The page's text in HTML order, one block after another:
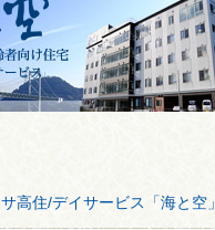
サ高住/デイサービス「海と空」